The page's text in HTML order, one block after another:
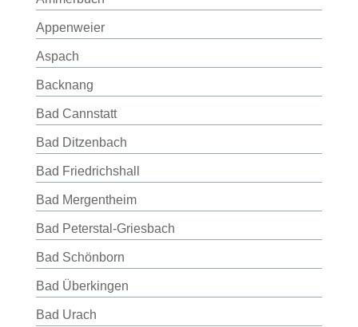
Appenweier
Aspach
Backnang
Bad Cannstatt
Bad Ditzenbach
Bad Friedrichshall
Bad Mergentheim
Bad Peterstal-Griesbach
Bad Schönborn
Bad Überkingen
Bad Urach